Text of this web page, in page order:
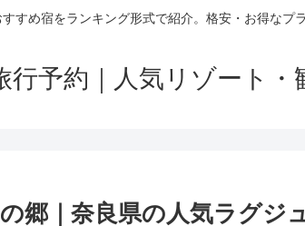
すめ宿をランキング形式で紹介。格安・お得なプ
行予約｜人気リゾート・
郷｜奈良県の人気ラグジ